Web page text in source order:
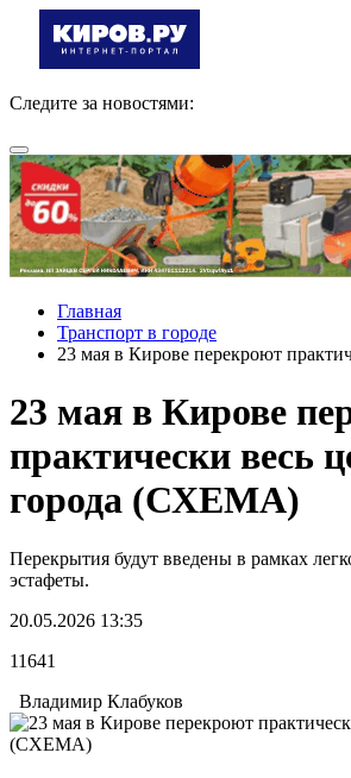
Следите за новостями:
Главная
Транспорт в городе
23 мая в Кирове перекроют
23 мая в Кирове
практически весь
города (СХЕМА)
Перекрытия будут введены в рамках
эстафеты.
20.05.2026 13:35
11641
Владимир Клабуков